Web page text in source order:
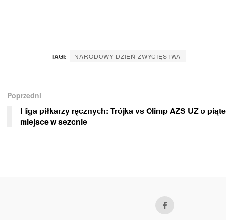
TAGI: NARODOWY DZIEŃ ZWYCIĘSTWA
Poprzedni
I liga piłkarzy ręcznych: Trójka vs Olimp AZS UZ o piąte
miejsce w sezonie